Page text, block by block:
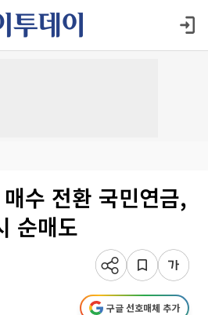
수 전환 국민연금,
순매도
구글 선호매체 추가